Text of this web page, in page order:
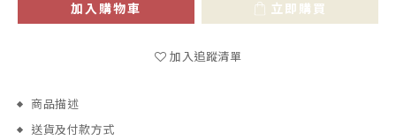
加入購物車 立即購買
加入追蹤清單
商品描述
送貨及付款方式